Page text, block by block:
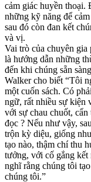
cảm giác huyền
những kỹ năng để
sau đó còn đan kết
và vị.
Vai trò của chuyên gia
là hướng dẫn những
đến khi chúng sẵn
Walker cho biết “Tôi
một cuốn sách. Có
ngữ, rất nhiều sự kiện
với sự chau chuốt,
đọc ? Nếu như vậy,
trộn kỳ diệu, giống
tạo nào, thậm chí thu
tưởng, với cố gắng
nghĩ rằng chúng tôi
chúng tôi.”